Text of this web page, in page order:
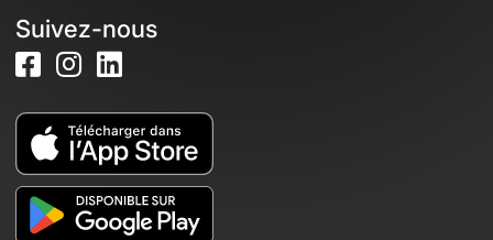
Suivez-nous